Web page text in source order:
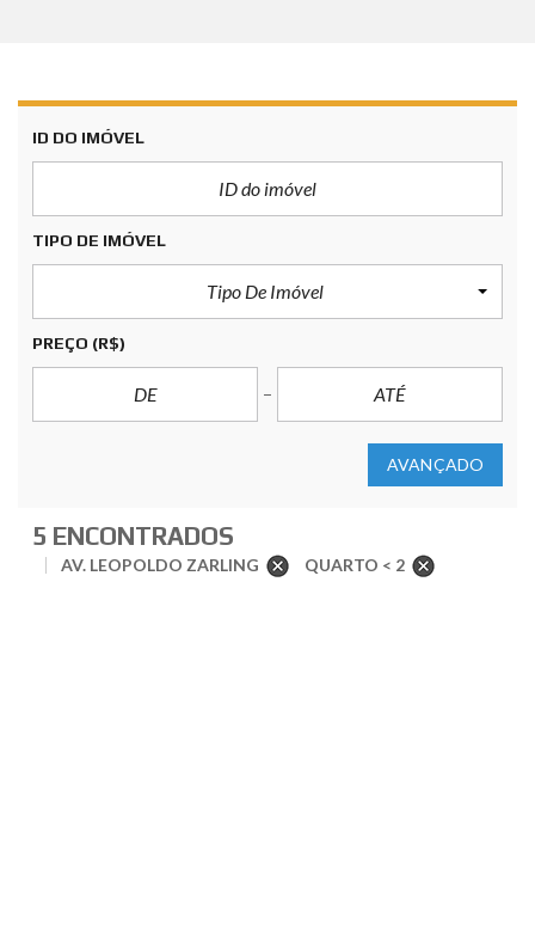
ID DO IMÓVEL
TIPO DE IMÓVEL
Tipo De Imóvel
PREÇO (R$)
AVANÇADO
5 ENCONTRADOS
AV. LEOPOLDO ZARLING QUARTO < 2